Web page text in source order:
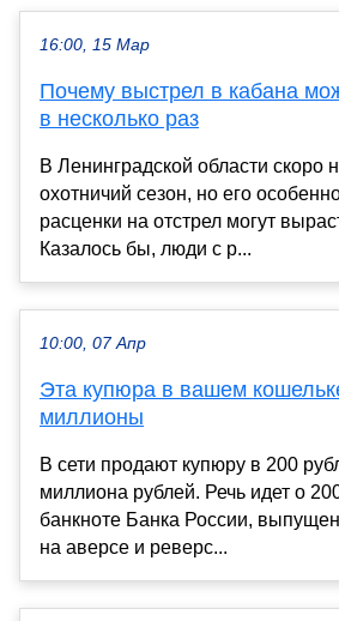
16:00, 15 Мар
Почему выстрел в кабана
в несколько раз
В Ленинградской области скоро
охотничий сезон, но его
расценки на отстрел могут
Казалось бы, люди с р...
10:00, 07 Апр
Эта купюра в вашем
миллионы
В сети продают купюру в 200
миллиона рублей. Речь идет о
банкноте Банка России,
на аверсе и реверс...